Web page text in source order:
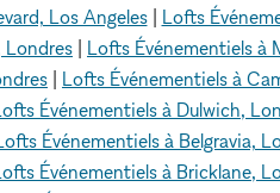
Los Angeles| Lofts
Londres Lofts Événementiels à
Lofts Événementiels à
Événementiels à Dulwich,
Événementiels à Belgravia,
Événementiels à Bricklane,